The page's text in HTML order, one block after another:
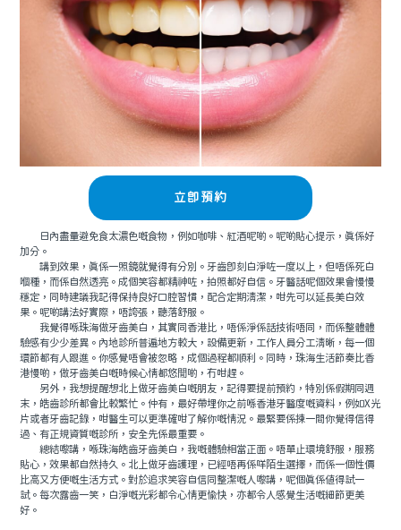
立即預約
日內盡量避免食太濃色嘅食物，例如咖啡、紅酒呢啲。呢啲貼心提示，真係好
加分。
講到效果，真係一照鏡就覺得有分別。牙齒即刻白淨咗一度以上，但唔係死白
嗰種，而係自然透亮。成個笑容都精神咗，拍照都好自信。牙醫話呢個效果會慢慢
穩定，同時建議我記得保持良好口腔習慣，配合定期清潔，咁先可以延長美白效
果。呢啲講法好實際，唔誇張，聽落舒服。
我覺得喺珠海做牙齒美白，其實同香港比，唔係淨係話技術唔同，而係整體體
驗感有少少差異。內地診所普遍地方較大，設備更新，工作人員分工清晰，每一個
環節都有人跟進。你感覺唔會被忽略，成個過程都順利。同時，珠海生活節奏比香
港慢啲，做牙齒美白嘅時候心情都悠閒啲，冇咁趕。
另外，我想提醒想北上做牙齒美白嘅朋友，記得要提前預約，特別係假期同週
末，皓齒診所都會比較繁忙。仲有，最好帶埋你之前喺香港牙醫度嘅資料，例如X光
片或者牙齒記錄，咁醫生可以更準確咁了解你嘅情況。最緊要係揀一間你覺得信得
過、有正規資質嘅診所，安全先係最重要。
總結嚟講，喺珠海皓齒牙齒美白，我嘅體驗相當正面。唔單止環境舒服，服務
貼心，效果都自然持久。北上做牙齒護理，已經唔再係咩陌生選擇，而係一個性價
比高又方便嘅生活方式。對於追求笑容自信同整潔嘅人嚟講，呢個真係值得試一
試。每次露齒一笑，白淨嘅光彩都令心情更愉快，亦都令人感覺生活嘅細節更美
好。